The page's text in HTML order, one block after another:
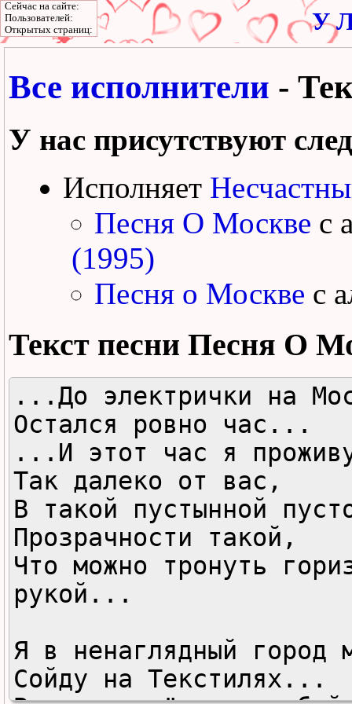
У
Все исполнители -
У нас присутствуют
Исполняет
Песня О Москве с
(1995)
Песня о Москве с
Текст песни Песня О
...До электрички на
Остался ровно час...
...И этот час я
Так далеко от вас,
В такой пустынной
Прозрачности такой,
Что можно тронуть
рукой...
Я в ненаглядный город
Сойду на Текстилях...
Сейчас на сайте:
Пользователей:
Открытых страниц: